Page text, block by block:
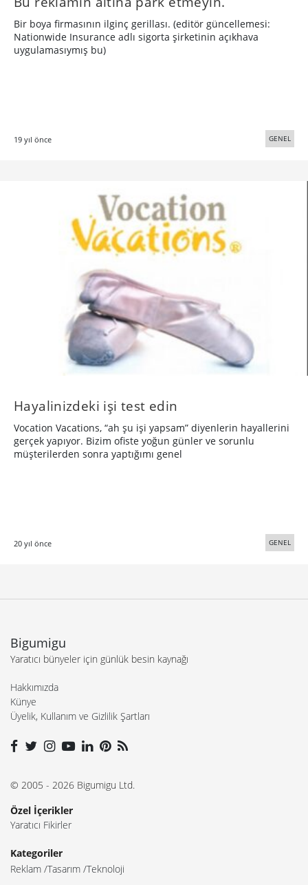
Bir boya firmasının ilginç gerillası. (editör güncellemesi:
Nationwide Insurance adlı sigorta şirketinin açıkhava
uygulamasıymış bu)
19 yıl önce GENEL
Hayalinizdeki işi test edin
Vocation Vacations, “ah şu işi yapsam” diyenlerin hayallerini
gerçek yapıyor. Bizim ofiste yoğun günler ve sorunlu
müşterilerden sonra yaptığımı genel
20 yıl önce GENEL
Bigumigu
Yaratıcı bünyeler için günlük besin kaynağı
Hakkımızda
Künye
Üyelik, Kullanım ve Gizlilik Şartları
© 2005 - 2026 Bigumigu Ltd.
Özel İçerikler
Yaratıcı Fikirler
Kategoriler
Reklam Tasarım Teknoloji